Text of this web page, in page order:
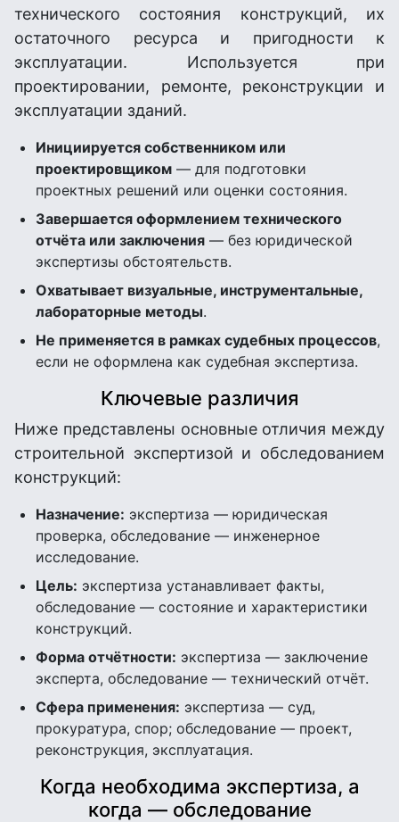
технического состояния конструкций, их
остаточного ресурса и пригодности к
эксплуатации. Используется при
проектировании, ремонте, реконструкции и
эксплуатации зданий.
Инициируется собственником или
проектировщиком — для подготовки
проектных решений или оценки состояния.
Завершается оформлением технического
отчёта или заключения — без юридической
экспертизы обстоятельств.
Охватывает визуальные, инструментальные,
лабораторные методы.
Не применяется в рамках судебных процессов,
если не оформлена как судебная экспертиза.
Ключевые различия
Ниже представлены основные отличия между
строительной экспертизой и обследованием
конструкций:
Назначение: экспертиза — юридическая
проверка, обследование — инженерное
исследование.
Цель: экспертиза устанавливает факты,
обследование — состояние и характеристики
конструкций.
Форма отчётности: экспертиза — заключение
эксперта, обследование — технический отчёт.
Сфера применения: экспертиза — суд,
прокуратура, спор; обследование — проект,
реконструкция, эксплуатация.
Когда необходима экспертиза, а
когда — обследование